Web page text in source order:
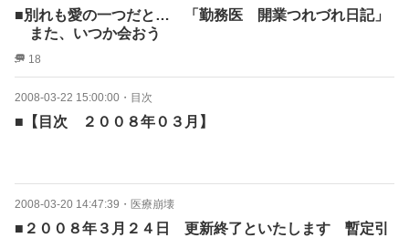
■別れも愛の一つだと… 「勤務医 開業つれづれ日記」
また、いつか会おう
18
2008-03-22 15:00:00 ・ 目次
■【目次 ２００８年０３月】
2008-03-20 14:47:39 ・ 医療崩壊
■２００８年３月２４日 更新終了といたします 暫定引